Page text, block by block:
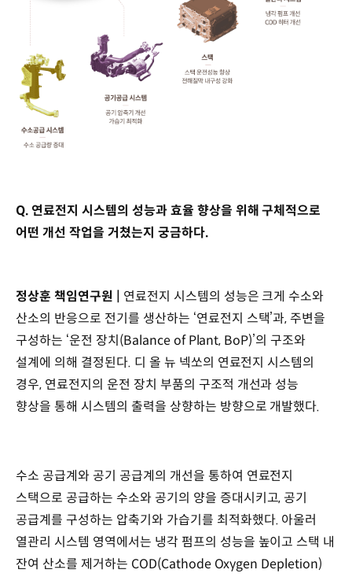
Q. 연료전지 시스템의 성능과 효율 향상을 위해 구체적으로
어떤 개선 작업을 거쳤는지 궁금하다.
정상훈 책임연구원 | 연료전지 시스템의 성능은 크게 수소와
산소의 반응으로 전기를 생산하는 ‘연료전지 스택’과, 주변을
구성하는 ‘운전 장치(Balance of Plant, BoP)’의 구조와
설계에 의해 결정된다. 디 올 뉴 넥쏘의 연료전지 시스템의
경우, 연료전지의 운전 장치 부품의 구조적 개선과 성능
향상을 통해 시스템의 출력을 상향하는 방향으로 개발했다.
수소 공급계와 공기 공급계의 개선을 통하여 연료전지
스택으로 공급하는 수소와 공기의 양을 증대시키고, 공기
공급계를 구성하는 압축기와 가습기를 최적화했다. 아울러
열관리 시스템 영역에서는 냉각 펌프의 성능을 높이고 스택 내
잔여 산소를 제거하는 COD(Cathode Oxygen Depletion)